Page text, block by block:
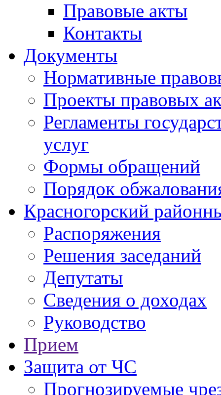
Правовые акты
Контакты
Документы
Нормативные
Проекты правовых
Регламенты
услуг
Формы обращений
Порядок
Красногорский
Распоряжения
Решения заседаний
Депутаты
Сведения о доходах
Руководство
Прием
Защита от ЧС
Прогнозируемые